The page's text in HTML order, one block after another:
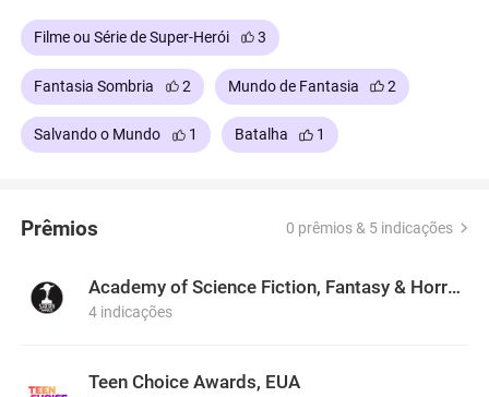
Filme ou Série de Super-Herói 3
Fantasia Sombria 2 Mundo de Fantasia 2
Salvando o Mundo 1 Batalha 1
Prêmios 0 prêmios & 5 indicações
Academy of Science Fiction, Fantasy & Horror Films, USA
4 indicações
Teen Choice Awards, EUA